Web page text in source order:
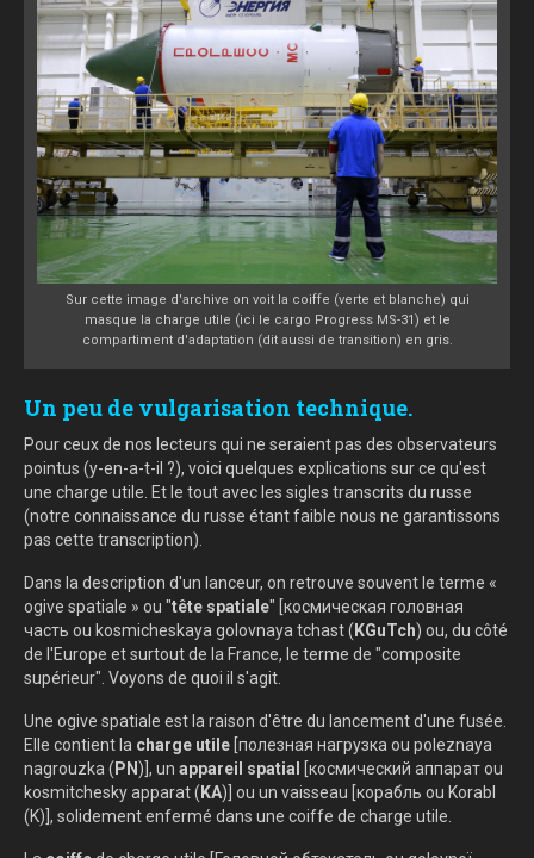
Sur cette image d'archive on voit la coiffe (verte et blanche) qui
masque la charge utile (ici le cargo Progress MS-31) et le
compartiment d'adaptation (dit aussi de transition) en gris.
Un peu de vulgarisation technique.
Pour ceux de nos lecteurs qui ne seraient pas des observateurs
pointus (y-en-a-t-il ?), voici quelques explications sur ce qu'est
une charge utile. Et le tout avec les sigles transcrits du russe
(notre connaissance du russe étant faible nous ne garantissons
pas cette transcription).
Dans la description d'un lanceur, on retrouve souvent le terme «
ogive spatiale » ou "tête spatiale" [космическая головная
часть ou kosmicheskaya golovnaya tchast ( KGuTch) ou, du côté
de l'Europe et surtout de la France, le terme de "composite
supérieur". Voyons de quoi il s'agit.
Une ogive spatiale est la raison d'être du lancement d'une fusée.
Elle contient la charge utile [полезная нагрузка ou poleznaya
nagrouzka ( PN )], un appareil spatial
[космический аппарат ou
kosmitchesky apparat ( KA)] ou un vaisseau [корабль ou Korabl
(K)], solidement enfermé dans une coiffe de charge utile.